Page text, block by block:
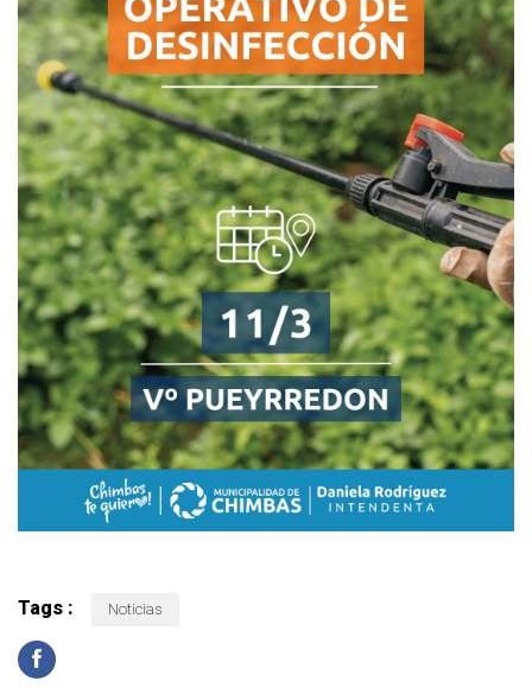
Tags : Noticias